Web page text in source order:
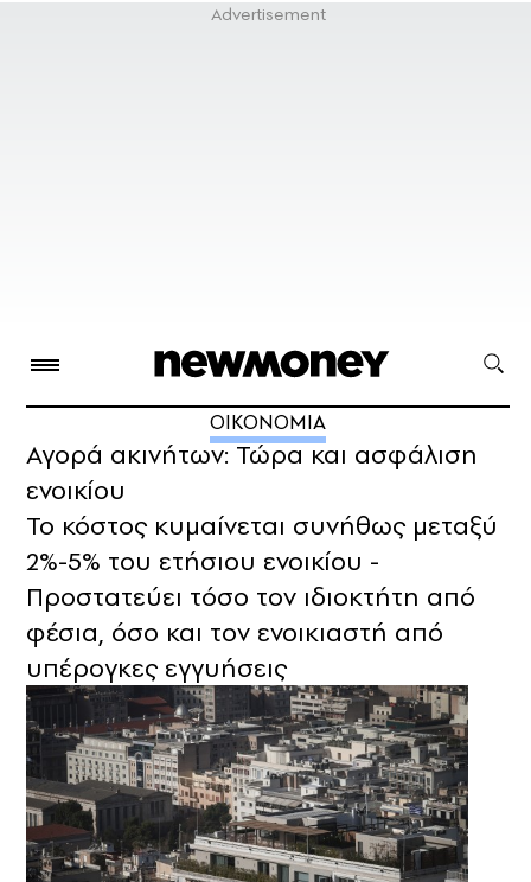
ΟΙΚΟΝΟΜΙΑ
Αγορά ακινήτων: Τώρα και ασφάλιση
ενοικίου
Το κόστος κυμαίνεται συνήθως μεταξύ
2%-5% του ετήσιου ενοικίου -
Προστατεύει τόσο τον ιδιοκτήτη από
φέσια, όσο και τον ενοικιαστή από
υπέρογκες εγγυήσεις